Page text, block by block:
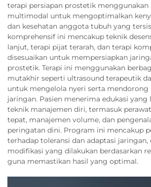
terapi persiapan prostetik menggunakan
multimodal untuk mengoptimalkan
dan kesehatan anggota tubuh yang
komprehensif ini mencakup teknik
lanjut, terapi pijat terarah, dan terapi
disesuaikan untuk mempersiapkan
prostetik. Terapi ini menggunakan
mutakhir seperti ultrasound terapeutik
untuk mengelola nyeri serta mendorong
jaringan. Pasien menerima edukasi yang
teknik manajemen diri, termasuk
tepat, manajemen volume, dan
peringatan dini. Program ini mencakup
terhadap toleransi dan adaptasi jaringan,
modifikasi yang dilakukan berdasarkan
guna memastikan hasil yang optimal.